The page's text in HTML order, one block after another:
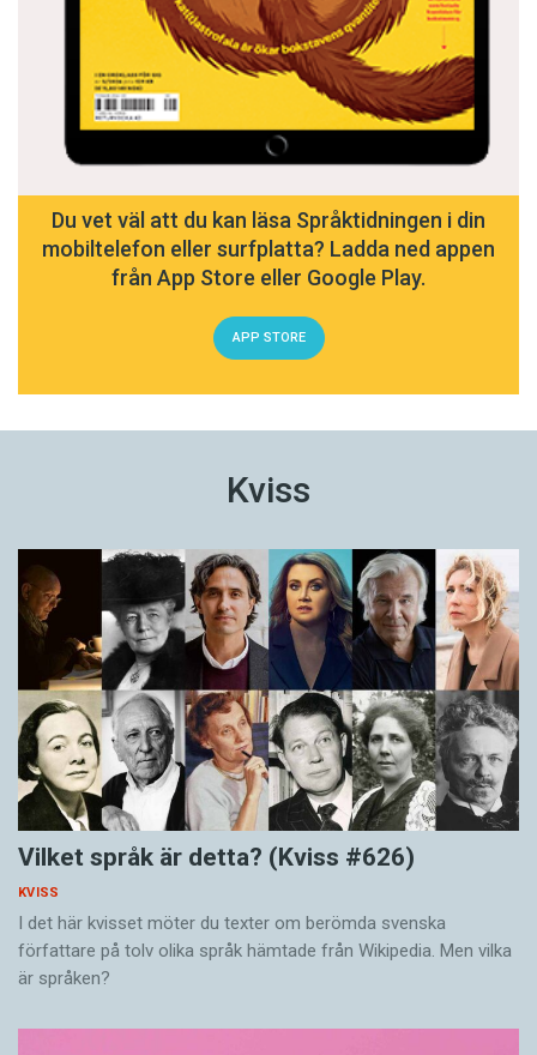
Du vet väl att du kan läsa Språktidningen i din
mobiltelefon eller surfplatta? Ladda ned appen
från App Store eller Google Play.
APP STORE
Kviss
Vilket språk är detta? (Kviss #626)
KVISS
I det här kvisset möter du texter om berömda svenska
författare på tolv olika språk hämtade från Wikipedia. Men vilka
är språken?